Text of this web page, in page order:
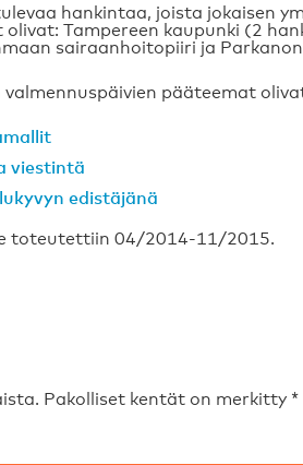
hankintaa, joista jokaisen
Tampereen kaupunki (2
sairaanhoitopiiri ja
pääteemat
viestintä
edistäjänä
toteutettiin 04/2014-11/2015.
Pakolliset kentät on merkitty *